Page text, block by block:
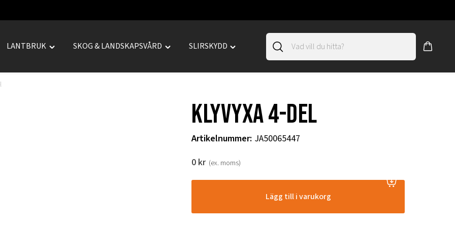
LANTBRUK
Toggle
SKOG & LANDSKAPSVÅRD
Toggle
SLIRSKYDD
Toggle
Klyvyxa 4-del
Artikelnummer: JA50065447
0 kr (ex. moms)
Lägg till i varukorg